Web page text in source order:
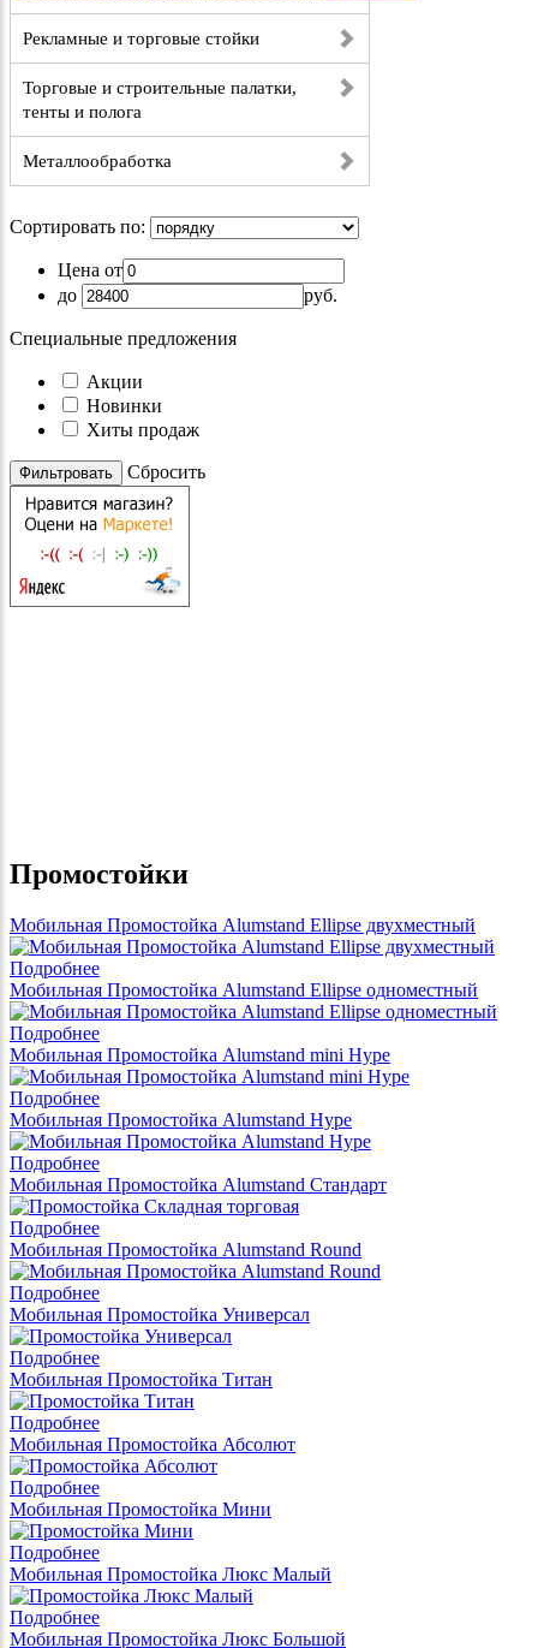
Рекламные и торговые стойки
Торговые и строительные палатки,
тенты и полога
Металлообработка
Сортировать по:
Цена от
до
руб.
Специальные предложения
Акции
Новинки
Хиты продаж
Cбросить
Промостойки
Мобильная Промостойка Alumstand Ellipse двухместный
Подробнее
Мобильная Промостойка Alumstand Ellipse одноместный
Подробнее
Мобильная Промостойка Alumstand mini Hype
Подробнее
Мобильная Промостойка Alumstand Hype
Подробнее
Мобильная Промостойка Alumstand Стандарт
Подробнее
Мобильная Промостойка Alumstand Round
Подробнее
Мобильная Промостойка Универсал
Подробнее
Мобильная Промостойка Титан
Подробнее
Мобильная Промостойка Абсолют
Подробнее
Мобильная Промостойка Мини
Подробнее
Мобильная Промостойка Люкс Малый
Подробнее
Мобильная Промостойка Люкс Большой